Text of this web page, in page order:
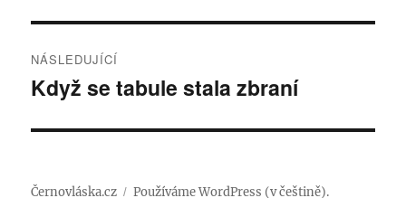
NÁSLEDUJÍCÍ
Následující
Když se tabule stala zbraní
Černovláska.cz Používáme WordPress (v češtině).